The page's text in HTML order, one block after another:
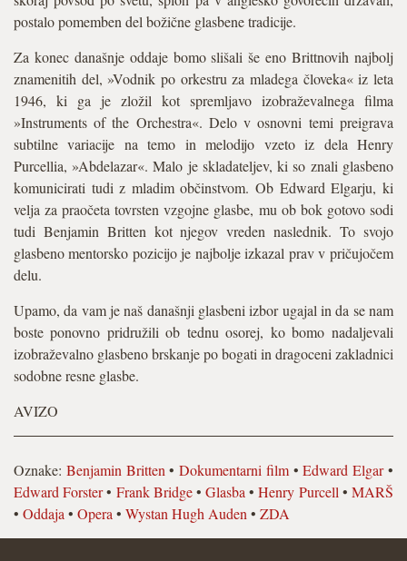
postalo pomemben del božične glasbene tradicije.
Za konec današnje oddaje bomo slišali še eno Brittnovih najbolj
znamenitih del, »Vodnik po orkestru za mladega človeka« iz leta
1946, ki ga je zložil kot spremljavo izobraževalnega filma
»Instruments of the Orchestra«. Delo v osnovni temi preigrava
subtilne variacije na temo in melodijo vzeto iz dela Henry
Purcellia, »Abdelazar«. Malo je skladateljev, ki so znali glasbeno
komunicirati tudi z mladim občinstvom. Ob Edward Elgarju, ki
velja za praočeta tovrsten vzgojne glasbe, mu ob bok gotovo sodi
tudi Benjamin Britten kot njegov vreden naslednik. To svojo
glasbeno mentorsko pozicijo je najbolje izkazal prav v pričujočem
delu.
Upamo, da vam je naš današnji glasbeni izbor ugajal in da se nam
boste ponovno pridružili ob tednu osorej, ko bomo nadaljevali
izobraževalno glasbeno brskanje po bogati in dragoceni zakladnici
sodobne resne glasbe.
AVIZO
Oznake: Benjamin Britten •Dokumentarni film•Edward Elgar•
Edward Forster• Frank Bridge•Glasba •Henry Purcell •MARŠ
• Oddaja • Opera • Wystan Hugh Auden • ZDA